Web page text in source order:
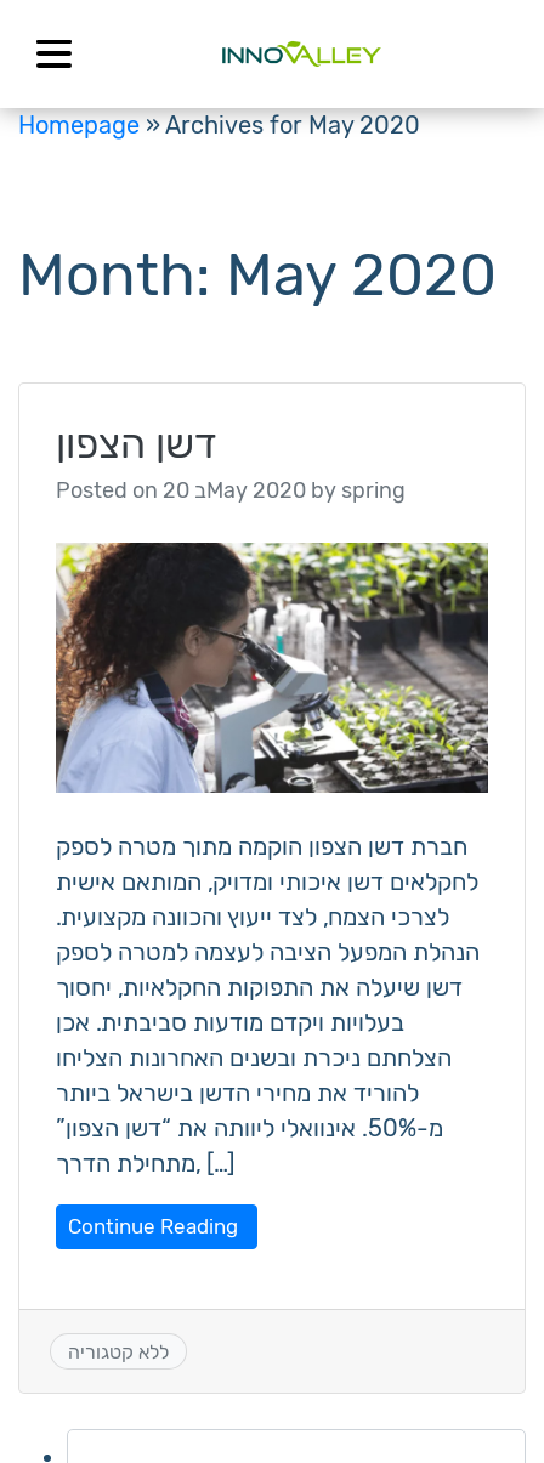
Homepage»Archives for May 2020
Month: May 2020
דשן הצפון
Posted on 20 בMay 2020by spring
חברת דשן הצפון הוקמה מתוך מטרה לספק
לחקלאים דשן איכותי ומדויק, המותאם אישית
לצרכי הצמח, לצד ייעוץ והכוונה מקצועית.
הנהלת המפעל הציבה לעצמה למטרה לספק
דשן שיעלה את התפוקות החקלאיות, יחסוך
בעלויות ויקדם מודעות סביבתית. אכן
הצלחתם ניכרת ובשנים האחרונות הצליחו
להוריד את מחירי הדשן בישראל ביותר
מ-50%. אינוואלי ליוותה את “דשן הצפון”
מתחילת הדרך, […]
Continue Reading
ללא קטגוריה